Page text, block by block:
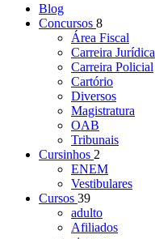
Blog
Concursos 8
Área Fiscal
Carreira Jurídica
Carreira Policial
Cartório
Diversos
Magistratura
OAB
Tribunais
Cursinhos 2
ENEM
Vestibulares
Cursos 39
adulto
Afiliados